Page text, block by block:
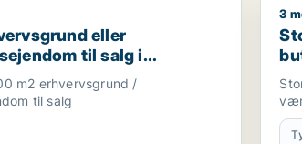
eller boligudlejningsejendom til
eller
til salg i
m2 erhvervsgrund /
til salg
3